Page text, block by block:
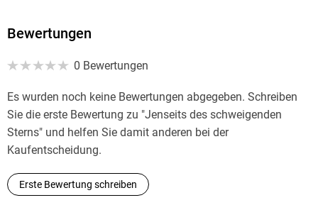
Bewertungen
0 Bewertungen
Es wurden noch keine Bewertungen abgegeben. Schreiben
Sie die erste Bewertung zu "Jenseits des schweigenden
Sterns" und helfen Sie damit anderen bei der
Kaufentscheidung.
Erste Bewertung schreiben